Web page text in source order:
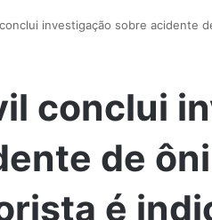
investigação sobre acidente
conclui
de
é